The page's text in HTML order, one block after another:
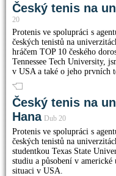
Český tenis na
20
Protenis ve spolupráci s
českých tenistů na
hráčem TOP 10 českého
Tennessee Tech University,
v USA a také o jeho prvních
Český tenis na
Hana Dub 20
Protenis ve spolupráci s
českých tenistů na
studentkou Texas State
studiu a působení v americké
situaci v USA.